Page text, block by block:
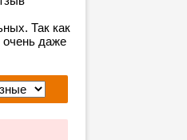
Так как
даже